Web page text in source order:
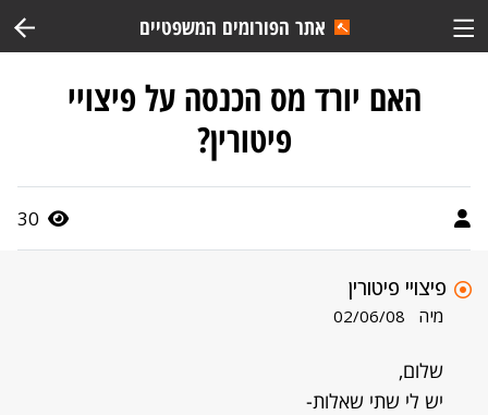
אתר הפורומים המשפטיים
האם יורד מס הכנסה על פיצויי
פיטורין?
30
פיצויי פיטורין
מיה 02/06/08
שלום,
יש לי שתי שאלות-